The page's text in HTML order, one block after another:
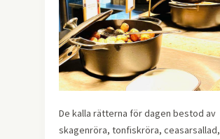
De kalla rätterna för dagen bestod av
skagenröra, tonfiskröra, ceasarsallad,